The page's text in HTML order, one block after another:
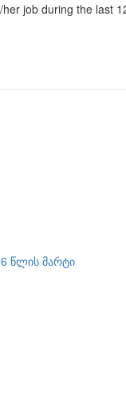
job during the last
წლის მარტი